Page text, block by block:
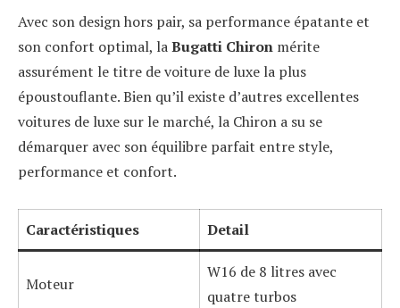
Avec son design hors pair, sa performance épatante et
son confort optimal, laBugatti Chiron mérite
assurément le titre de voiture de luxe la plus
époustouflante. Bien qu’il existe d’autres excellentes
voitures de luxe sur le marché, la Chiron a su se
démarquer avec son équilibre parfait entre style,
performance et confort.
Caractéristiques Detail
Moteur
W16 de 8 litres avec
quatre turbos